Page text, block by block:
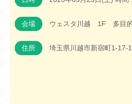
会場 ウェスタ川越 1F 多目的
住所 埼玉県川越市新宿町1-17-